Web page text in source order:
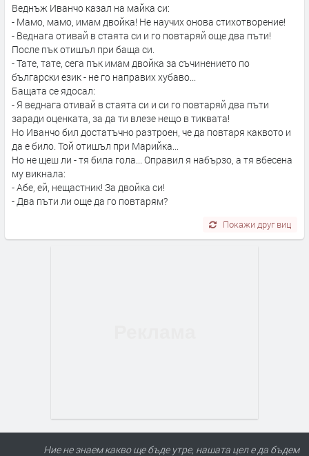
Веднъж Иванчо казал на майка си:
- Мамо, мамо, имам двойка! Не научих онова стихотворение!
- Веднага отивай в стаята си и го повтаряй още два пъти!
После пък отишъл при баща си.
- Тате, тате, сега пък имам двойка за съчинението по
български език - не го направих хубаво...
Бащата се ядосал:
- Я веднага отивай в стаята си и си го повтаряй два пъти
заради оценката, за да ти влезе нещо в тиквата!
Но Иванчо бил достатъчно разтроeн, че да повтаря каквото и
да е било. Той отишъл при Марийка...
Но не щеш ли - тя била гола... Оправил я набързо, а тя вбесена
му викнала:
- Абе, ей, нещастник! За двойка си!
- Два пъти ли още да го повтарям?
Покажи друг виц
Ние не знаем какво ще бъде утре, нашата цел е да бъдем